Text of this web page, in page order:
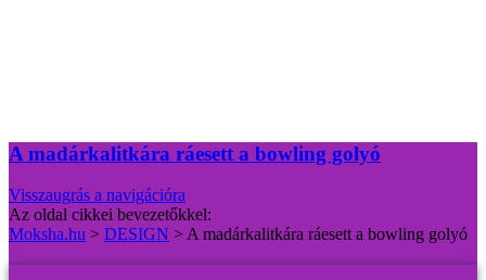
A madárkalitkára ráesett a bowling golyó
Visszaugrás a navigációra
Az oldal cikkei bevezetőkkel:
Moksha.hu > DESIGN >A madárkalitkára ráesett a bowling golyó